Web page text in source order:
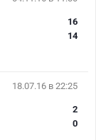
16
14
18.07.16 в 22:25
2
0